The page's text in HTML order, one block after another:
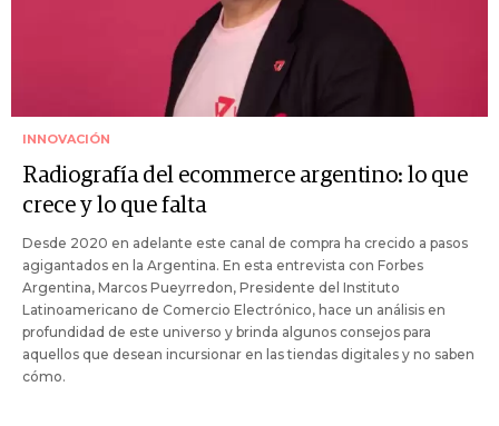
INNOVACIÓN
Radiografía del ecommerce argentino: lo que
crece y lo que falta
Desde 2020 en adelante este canal de compra ha crecido a pasos
agigantados en la Argentina. En esta entrevista con Forbes
Argentina, Marcos Pueyrredon, Presidente del Instituto
Latinoamericano de Comercio Electrónico, hace un análisis en
profundidad de este universo y brinda algunos consejos para
aquellos que desean incursionar en las tiendas digitales y no saben
cómo.